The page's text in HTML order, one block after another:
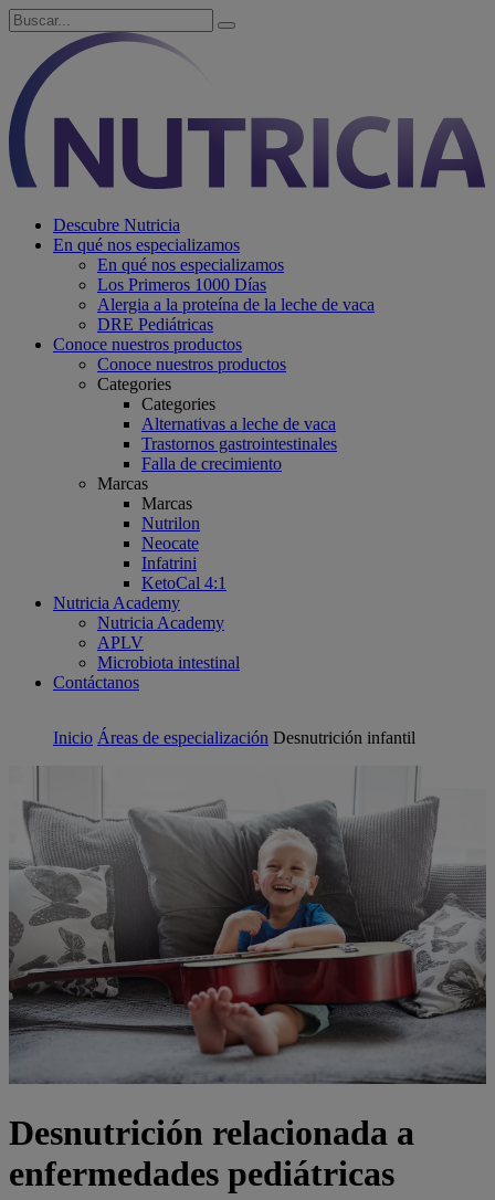
Descubre Nutricia
En qué nos especializamos
En qué nos especializamos
Los Primeros 1000 Días
Alergia a la proteína de la leche de vaca
DRE Pediátricas
Conoce nuestros productos
Conoce nuestros productos
Categories
Categories
Alternativas a leche de vaca
Trastornos gastrointestinales
Falla de crecimiento
Marcas
Marcas
Nutrilon
Neocate
Infatrini
KetoCal 4:1
Nutricia Academy
Nutricia Academy
APLV
Microbiota intestinal
Contáctanos
Inicio Áreas de especialización Desnutrición infantil
Desnutrición relacionada a
enfermedades pediátricas